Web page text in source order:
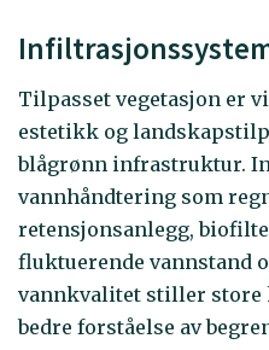
Tilpasset vegetasjon er
estetikk og
blågrønn infrastruktur.
vannhåndtering som
retensjonsanlegg,
fluktuerende vannstand
vannkvalitet stiller store
bedre forståelse av